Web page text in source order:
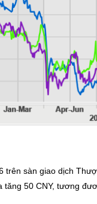
trên sàn giao dịch
50 CNY, tương